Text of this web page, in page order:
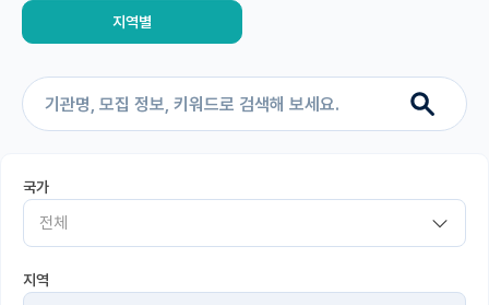
연구실별 모집 정보
지역별 모집 정보
연구실&오픈랩
커뮤니티
커리어
지역별
국가
전체
지역